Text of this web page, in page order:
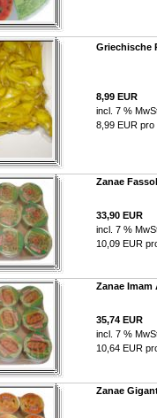
Griechische
8,99 EUR
incl. 7 %
8,99 EUR
Zanae
33,90 EUR
incl. 7 %
10,09 EUR
Zanae Imam
35,74 EUR
incl. 7 %
10,64 EUR
Zanae